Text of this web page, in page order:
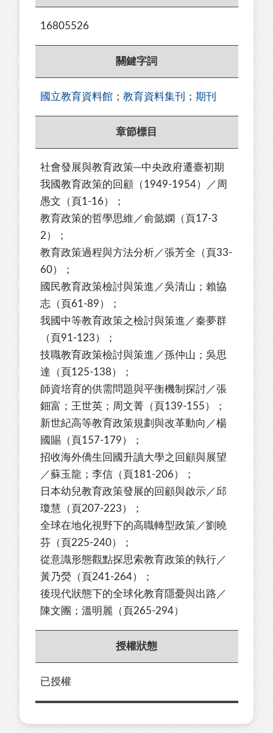
16805526
關鍵字詞
國立教育資料館 ； 教育資料集刊 ； 期刊
章節標目
社會發展與教育政策─中央政府遷臺初期
我國教育政策的回顧（1949-1954）／周
愚文（頁1-16）；
教育政策的哲學思維／俞懿嫻（頁17-3
2）；
教育政策過程與方法分析／張芳全（頁33-
60）；
國民教育政策檢討與策進／吳清山；賴協
志（頁61-89）；
我國中等教育政策之檢討與策進／秦夢群
（頁91-123）；
技職教育政策檢討與策進／孫仲山；吳思
達（頁125-138）；
師資培育的供需問題與平衡機制探討／張
鈿富；王世英；周文菁（頁139-155）；
新世紀高等教育政策規劃與改革動向／楊
國賜（頁157-179）；
招收海外僑生回國升讀大學之回顧與展望
／蘇玉龍；李信（頁181-206）；
日本幼兒教育政策發展的回顧與啟示／邱
瓊慧（頁207-223）；
全球在地化視野下的高職轉型政策／劉曉
芬（頁225-240）；
從意識形態觀點探思索教育政策的執行／
黃乃熒（頁241-264）；
後現代狀態下的全球化教育隱憂與出路／
陳文團；溫明麗（頁265-294）
授權狀態
已授權